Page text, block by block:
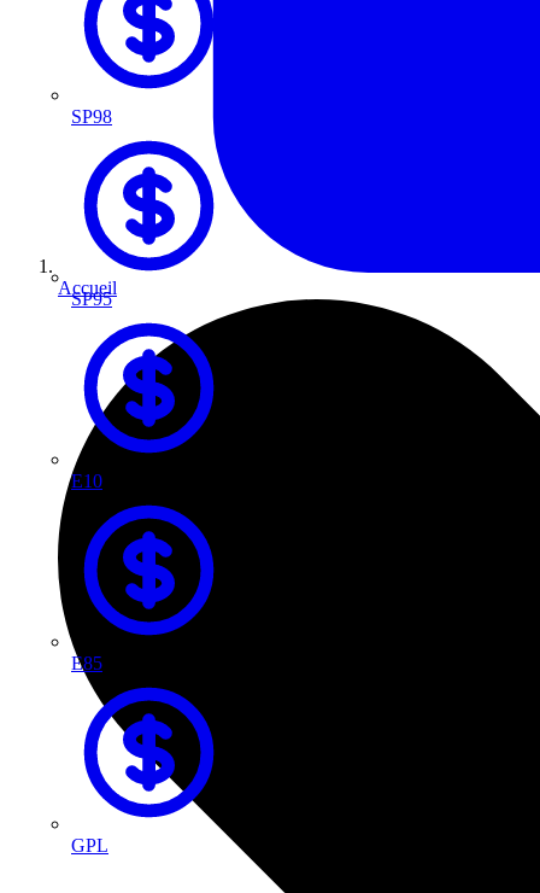
SP98
SP95
E10
E85
GPL
Accueil